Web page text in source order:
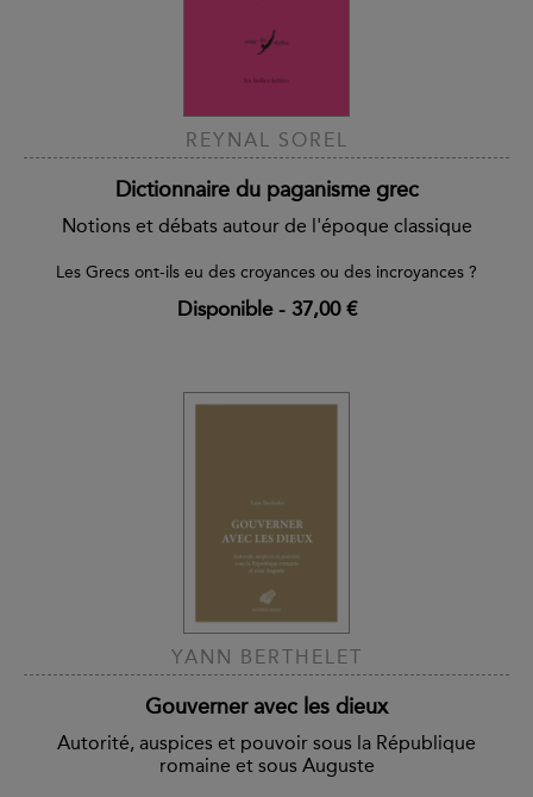
REYNAL SOREL
Dictionnaire du paganisme grec
Notions et débats autour de l'époque classique
Les Grecs ont-ils eu des croyances ou des incroyances ?
Disponible- 37,00 €
YANN BERTHELET
Gouverner avec les dieux
Autorité, auspices et pouvoir sous la République
romaine et sous Auguste